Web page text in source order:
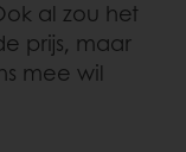
al zou het
prijs, maar
mee wil